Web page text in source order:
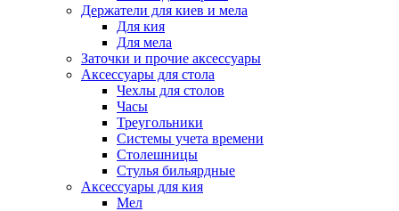
Держатели для киев и мела
Для кия
Для мела
Заточки и прочие аксессуары
Аксессуары для стола
Чехлы для столов
Часы
Треугольники
Системы учета времени
Столешницы
Стулья бильярдные
Аксессуары для кия
Мел